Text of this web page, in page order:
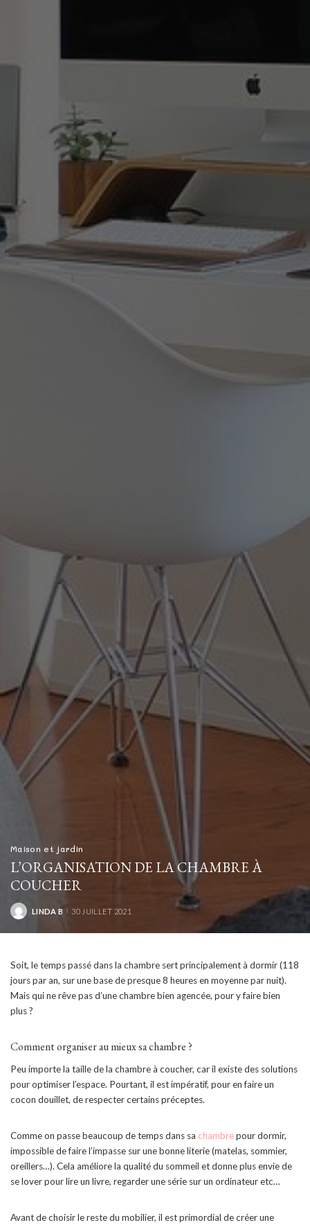
Maison et jardin
L’ORGANISATION DE LA CHAMBRE À
COUCHER
POSTED
LINDA B 30 JUILLET 2021
Soit, le temps passé dans la chambre sert principalement à dormir (118
jours par an, sur une base de presque 8 heures en moyenne par nuit).
Mais qui ne rêve pas d’une chambre bien agencée, pour y faire bien
plus ?
Comment organiser au mieux sa chambre ?
Peu importe la taille de la chambre à coucher, car il existe des solutions
pour optimiser l’espace. Pourtant, il est impératif, pour en faire un
cocon douillet, de respecter certains préceptes.
Comme on passe beaucoup de temps dans sa chambrepour dormir,
impossible de faire l’impasse sur une bonne literie (matelas, sommier,
oreillers…). Cela améliore la qualité du sommeil et donne plus envie de
se lover pour lire un livre, regarder une série sur un ordinateur etc…
Avant de choisir le reste du mobilier, il est primordial de créer une